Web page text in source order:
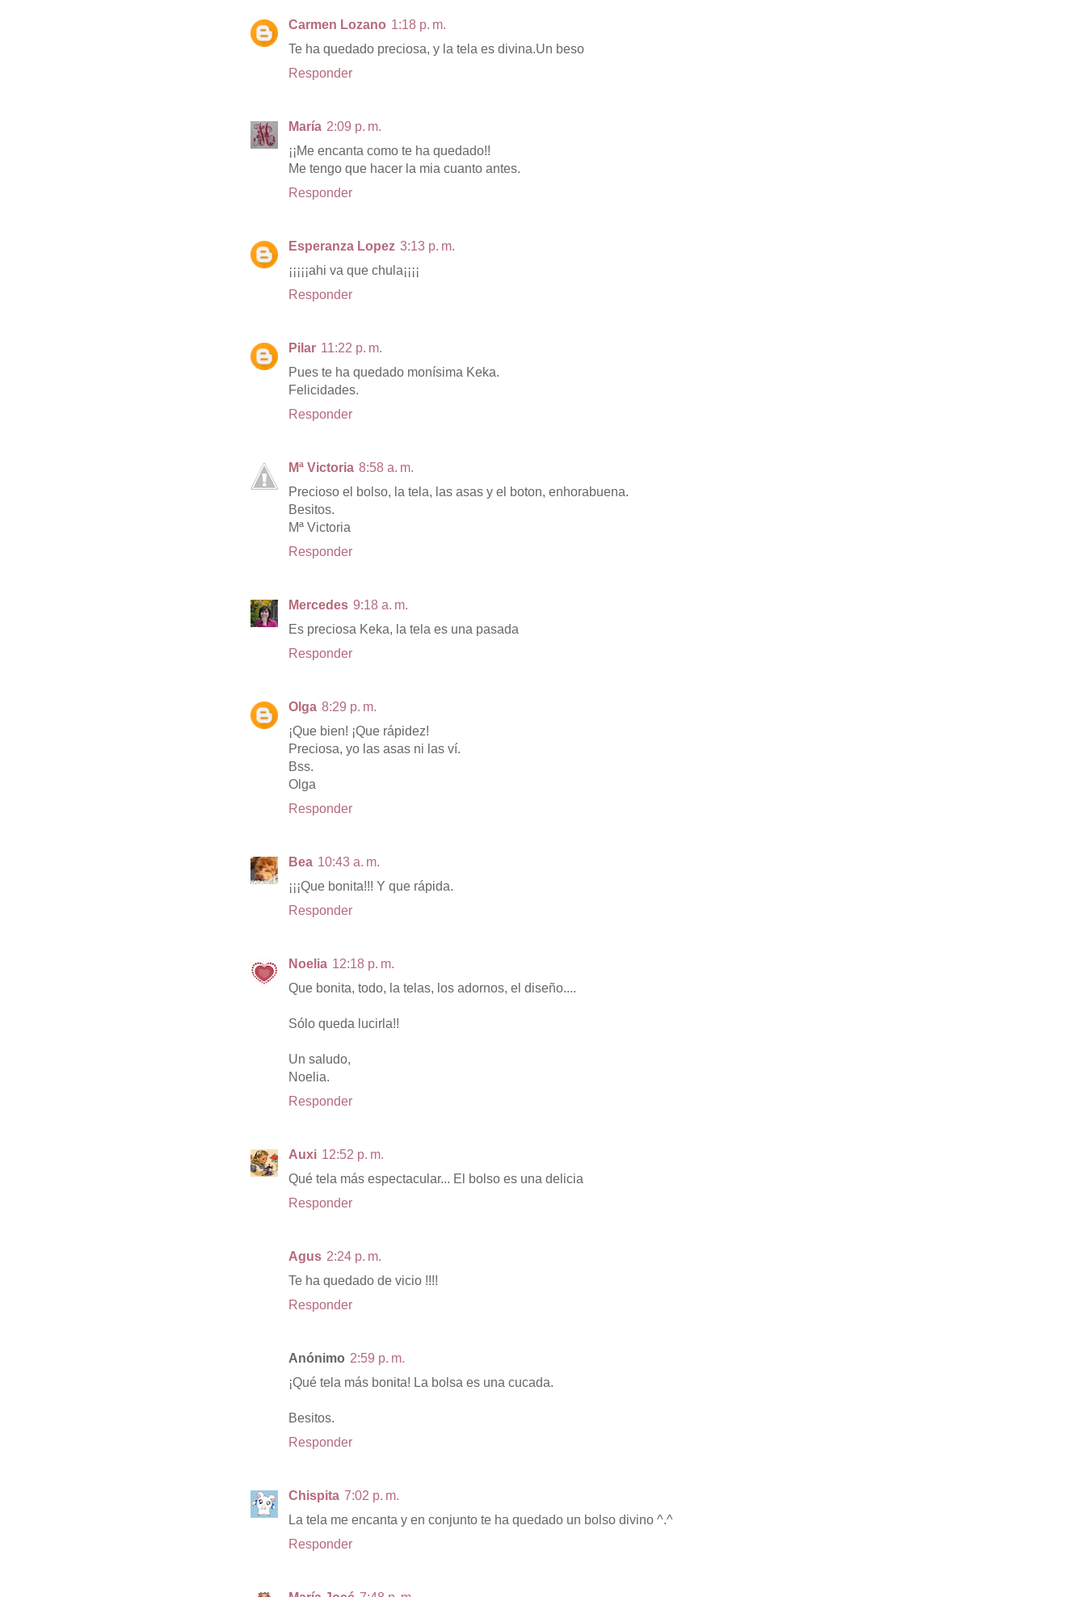
Carmen Lozano 1:18 p. m.
Te ha quedado preciosa, y la tela es divina.Un beso
Responder
María 2:09 p. m.
¡¡Me encanta como te ha quedado!!
Me tengo que hacer la mia cuanto antes.
Responder
Esperanza Lopez 3:13 p. m.
¡¡¡¡¡ahi va que chula¡¡¡¡
Responder
Pilar 11:22 p. m.
Pues te ha quedado monísima Keka.
Felicidades.
Responder
Mª Victoria 8:58 a. m.
Precioso el bolso, la tela, las asas y el boton, enhorabuena.
Besitos.
Mª Victoria
Responder
Mercedes 9:18 a. m.
Es preciosa Keka, la tela es una pasada
Responder
Olga 8:29 p. m.
¡Que bien! ¡Que rápidez!
Preciosa, yo las asas ni las ví.
Bss.
Olga
Responder
Bea 10:43 a. m.
¡¡¡Que bonita!!! Y que rápida.
Responder
Noelia 12:18 p. m.
Que bonita, todo, la telas, los adornos, el diseño....
Sólo queda lucirla!!
Un saludo,
Noelia.
Responder
Auxi 12:52 p. m.
Qué tela más espectacular... El bolso es una delicia
Responder
Agus 2:24 p. m.
Te ha quedado de vicio !!!!
Responder
Anónimo 2:59 p. m.
¡Qué tela más bonita! La bolsa es una cucada.
Besitos.
Responder
Chispita 7:02 p. m.
La tela me encanta y en conjunto te ha quedado un bolso divino ^.^
Responder